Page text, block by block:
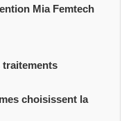
Mia Femtech
traitements
choisissent la